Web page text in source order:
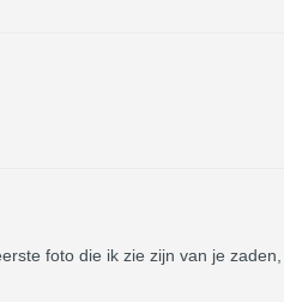
foto die ik zie zijn van je